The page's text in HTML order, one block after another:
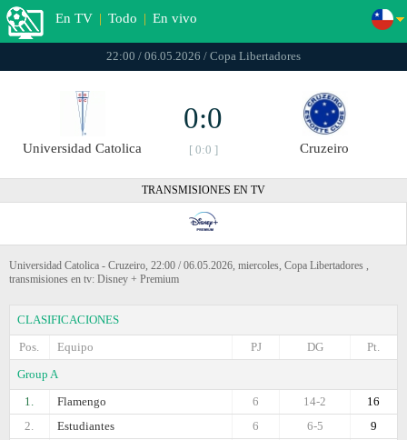
En TV | Todo | En vivo
22:00 / 06.05.2026 / Copa Libertadores
Universidad Catolica
0:0
[ 0:0 ] Cruzeiro
TRANSMISIONES EN TV
Universidad Catolica - Cruzeiro, 22:00 / 06.05.2026, miercoles, Copa Libertadores ,
transmisiones en tv: Disney + Premium
CLASIFICACIONES
Pos.
Equipo Pt.
DG
PJ
Group A
1.
Flamengo 16
14-2
6
2.
Estudiantes 9
6-5
6